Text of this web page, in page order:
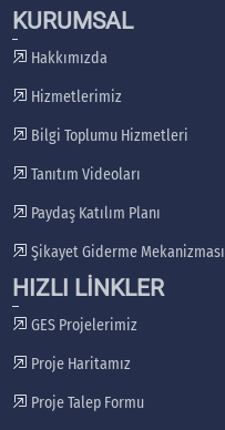
KURUMSAL
Hakkımızda
Hizmetlerimiz
Bilgi Toplumu Hizmetleri
Tanıtım Videoları
Paydaş Katılım Planı
Şikayet Giderme Mekanizması
HIZLI LİNKLER
GES Projelerimiz
Proje Haritamız
Proje Talep Formu